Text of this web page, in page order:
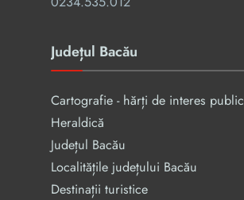
Județul Bacău
Cartografie - hărți de interes public
Heraldică
Județul Bacău
Localitățile județului Bacău
Destinații turistice